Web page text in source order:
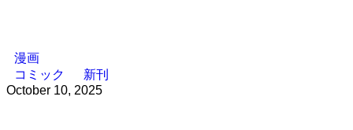
漫画
コミック
新刊
October 10, 2025